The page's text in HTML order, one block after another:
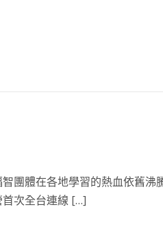
團體在各地學習的熱血依舊沸
次全台連線 […]